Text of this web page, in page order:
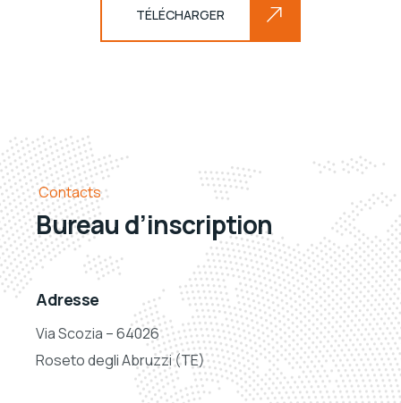
TÉLÉCHARGER
Contacts
Bureau d’inscription
Adresse
Via Scozia – 64026
Roseto degli Abruzzi (TE)